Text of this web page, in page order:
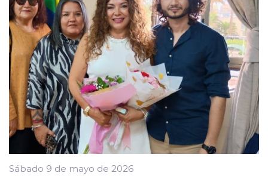
Sábado 9 de mayo de 2026